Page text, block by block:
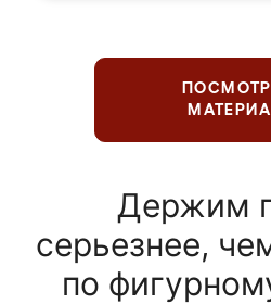
Держим
серьезнее,
по